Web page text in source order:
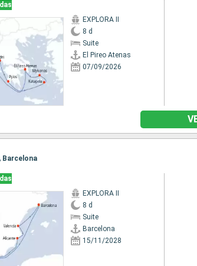
EXPLORA II
8 d
Suite
El Pireo Atenas
07/09/2026
Barcelona
EXPLORA II
8 d
Suite
Barcelona
15/11/2028